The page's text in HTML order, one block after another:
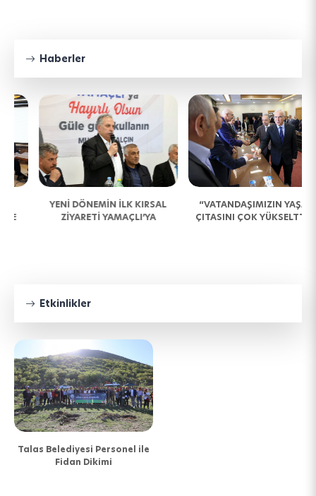
Haberler
YENİ DÖNEMİN İLK KIRSAL
ZİYARETİ YAMAÇLI’YA
“VATANDAŞIMIZIN YAŞAM
ÇITASINI ÇOK YÜKSELTTİK”
Etkinlikler
Talas Belediyesi Personel ile
Fidan Dikimi